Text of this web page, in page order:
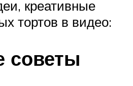
креативные
тортов в видео:
советы